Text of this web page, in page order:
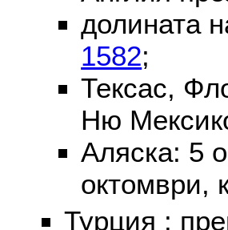
долината
1582;
Тексас,
Ню
Аляска: 5
октомври,
Турция :